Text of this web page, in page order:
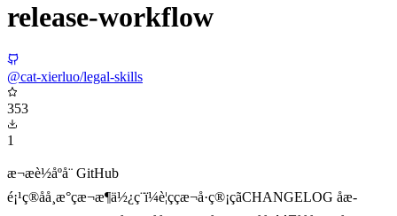
release-workflow
@cat-xierluo/legal-skills
353
1
æ¬æè½åºå¨ GitHub
é¡¹ç®åå¸æ°çæ¬æ¶ä½¿ç¨ï¼è¦ççæ¬å·ç®¡çãCHANGELOG åæ­